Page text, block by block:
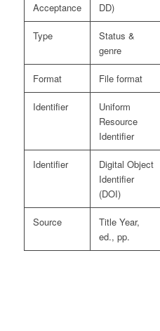
Acceptance
DD)
Type
Status &
genre
Format File format
Identifier
Uniform
Resource
Identifier
Identifier
Digital Object
Identifier
(DOI)
Source
Title Year,
ed., pp.